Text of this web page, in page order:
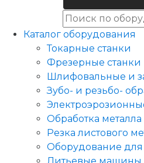
Каталог оборудования
Токарные станки
Фрезерные станки
Шлифовальные и
Зубо- и резьбо-
Обработка
Резка листового
Оборудование